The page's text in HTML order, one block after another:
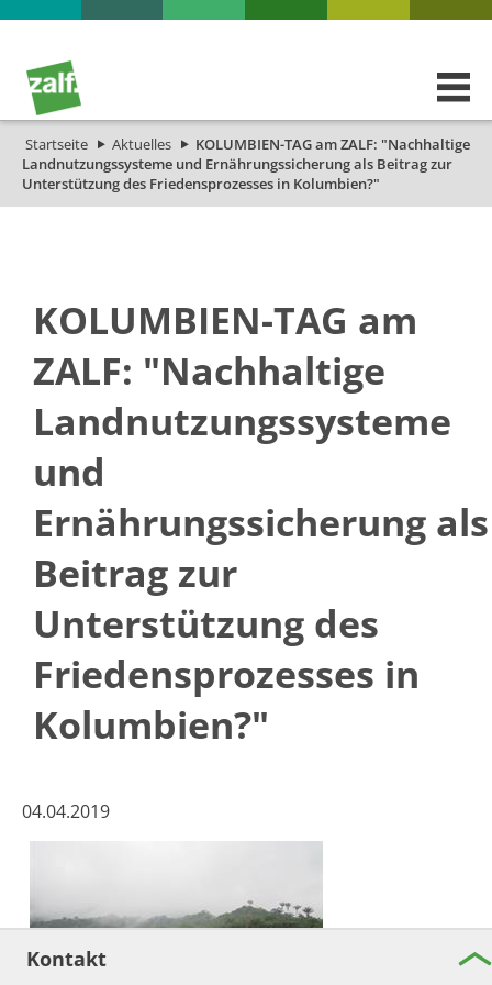
Startseite Aktuelles
KOLUMBIEN-TAG am ZALF: "Nachhaltige
Landnutzungssysteme und Ernährungssicherung als Beitrag zur
Unterstützung des Friedensprozesses in Kolumbien?"
KOLUMBIEN-TAG am
ZALF: "Nachhaltige
Landnutzungssysteme
und
Ernährungssicherung als
Beitrag zur
Unterstützung des
Friedensprozesses in
Kolumbien?"
04.04.2019
Kontakt